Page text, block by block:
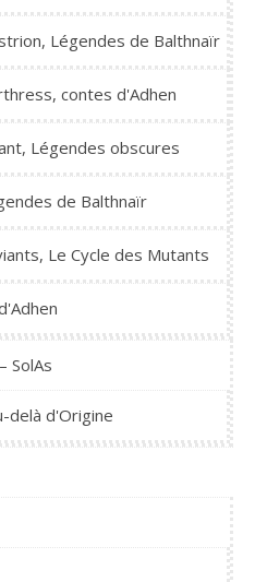
Légendes de Balthnaïr
contes d'Adhen
Légendes obscures
de Balthnaïr
Le Cycle des Mutants
SolAs
delà d'Origine